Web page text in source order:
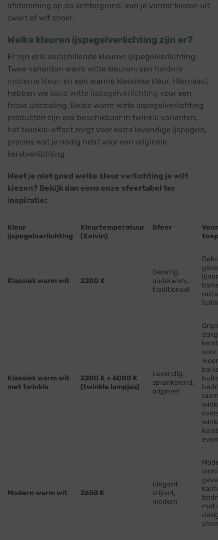
afstemming op de achtergrond, kun je verder kiezen uit
zwart of wit snoer.
Welke kleuren ijspegelverlichting zijn er?
Er zijn drie verschillende kleuren ijspegelverlichting.
Twee varianten warm witte kleuren; een heldere
moderne kleur, en een warme klassieke kleur. Hiernaast
hebben we koud witte ijspegelverlichting voor een
frisse uitstraling. Beide warm witte ijspegelverlichting
producten zijn ook beschikbaar in twinkle varianten,
het twinkle-effect zorgt voor extra levendige ijspegels,
precies wat je nodig hebt voor een originele
kerstverlichting.
Weet je niet goed welke kleur verlichting je wilt
kiezen? Bekijk dan eens onze sfeertabel ter
inspiratie:
Kleur
ijspegelverlichting
Kleurtemperatuur
(Kelvin)
Sfeer
Klassiek warm wit 2200 K
Gezellig,
ouderwets,
traditioneel
Klassiek warm wit
met twinkle
2200 K + 6000 K
(twinkle lampjes)
Levendig,
sprankelend,
origineel
voor
Modern warm wit 2650 K
Elegant,
stijlvol,
modern
met